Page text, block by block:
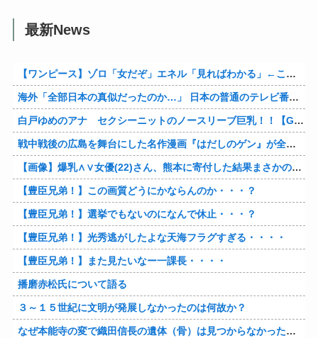
最新News
【ワンピース】ゾロ「女だぞ」エネル「見ればわかる」←ここ好きすぎるｗｗｗｗｗｗｗｗｗｗｗｗｗ
海外「全部日本の真似だったのか…」 日本の普通のテレビ番組が最新SNSの数十年先を行っていたと話題に
白戸ゆめのアナ セクシーニットのノースリーブ巨乳！！【GIF動画あり】
戦中戦後の広島を舞台にした名作漫画『はだしのゲン』が全巻50％オフで買える激安セール開催！！このチャンスを見逃すな！！
【画像】爆乳∧∨女優(22)さん、熊本に寄付した結果まさかの事態に・・・・・・
【豊臣兄弟！】この画質どうにかならんのか・・・？
【豊臣兄弟！】選挙でもないのになんで休止・・・？
【豊臣兄弟！】光秀逃がしたよな天海フラグすぎる・・・・
【豊臣兄弟！】また見たいなー一課長・・・・
播磨赤松氏について語る
３～１５世紀に文明が発展しなかったのは何故か？
なぜ本能寺の変で織田信長の遺体（骨）は見つからなかったのか